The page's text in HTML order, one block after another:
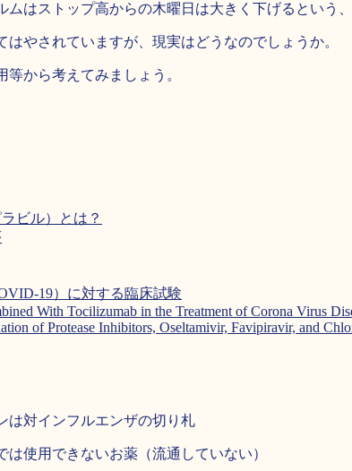
ムはストップ高からの木曜日は大きく下げるという
はやされていますが、現実はどうなのでしょうか。
から考えてみましょう。
ビル）とは？
19）に対する臨床試験
With Tocilizumab in the Treatment of Corona Virus
of Protease Inhibitors, Oseltamivir, Favipiravir, and
は対インフルエンザの切り札
は使用できないお薬（流通していない）